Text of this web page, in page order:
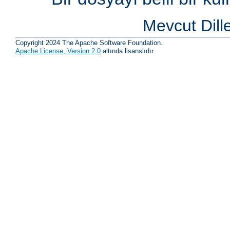
Mevcut
Copyright 2024 The Apache Software Foundation.
Apache License, Version 2.0 altında lisanslıdır.